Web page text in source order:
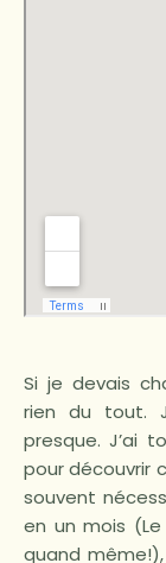
Si je devais
rien du tout.
presque. J’ai
pour découvrir
souvent
en un mois
quand même!),